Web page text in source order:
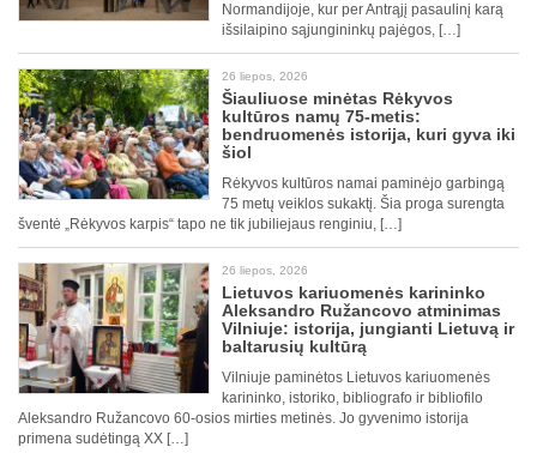
Normandijoje, kur per Antrąjį pasaulinį karą
išsilaipino sąjungininkų pajėgos, […]
26 liepos, 2026
Šiauliuose minėtas Rėkyvos
kultūros namų 75-metis:
bendruomenės istorija, kuri gyva iki
šiol
Rėkyvos kultūros namai paminėjo garbingą
75 metų veiklos sukaktį. Šia proga surengta
šventė „Rėkyvos karpis“ tapo ne tik jubiliejaus renginiu, […]
26 liepos, 2026
Lietuvos kariuomenės karininko
Aleksandro Ružancovo atminimas
Vilniuje: istorija, jungianti Lietuvą ir
baltarusių kultūrą
Vilniuje paminėtos Lietuvos kariuomenės
karininko, istoriko, bibliografo ir bibliofilo
Aleksandro Ružancovo 60-osios mirties metinės. Jo gyvenimo istorija
primena sudėtingą XX […]